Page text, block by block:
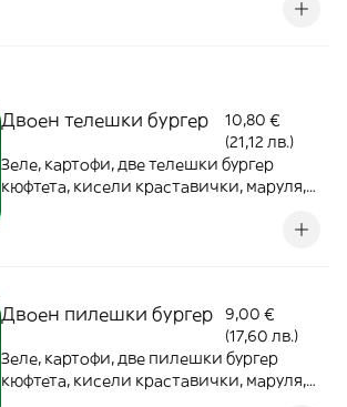
Двоен телешки бургер
10,80 €
(21,12 лв.)
Зеле, картофи, две телешки бургер
кюфтета, кисели краставички, маруля,
Двоен пилешки бургер
9,00 €
(17,60 лв.)
Зеле, картофи, две пилешки бургер
кюфтета, кисели краставички, маруля,